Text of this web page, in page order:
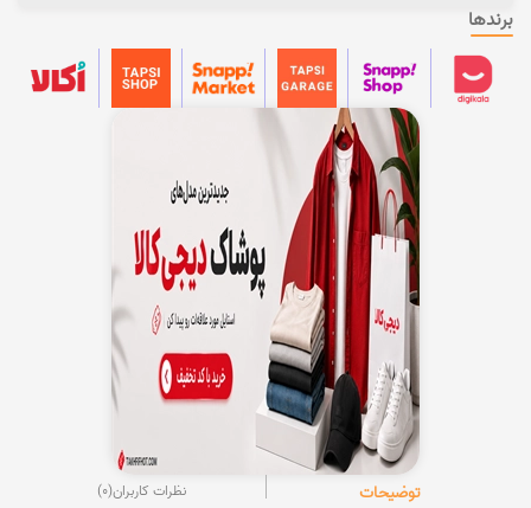
برندها
توضیحات نظرات کاربران(0)